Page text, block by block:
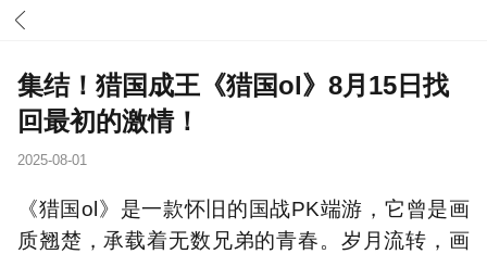
集结！猎国成王《猎国ol》8月15日找
回最初的激情！
2025-08-01
《猎国ol》是一款怀旧的国战PK端游，它曾是画
质翘楚，承载着无数兄弟的青春。岁月流转，画